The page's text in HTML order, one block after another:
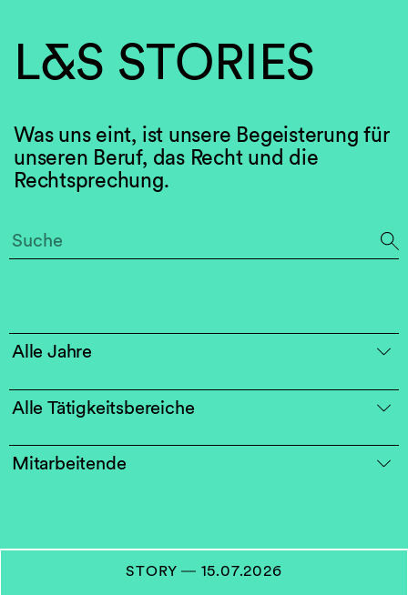
L&S STORIES
Was uns eint, ist unsere Begeisterung für
unseren Beruf, das Recht und die
Rechtsprechung.
Alle Jahre
Alle Tätigkeitsbereiche
Mitarbeitende
STORY ― 15.07.2026